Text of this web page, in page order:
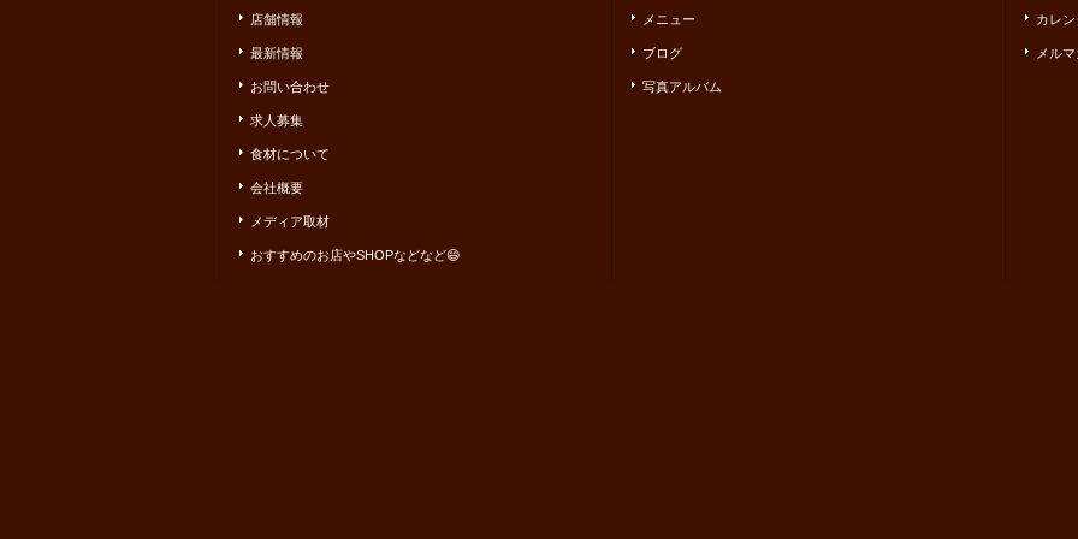
店舗情報
最新情報
お問い合わせ
求人募集
食材について
会社概要
メディア取材
おすすめのお店やSHOPなどなど😄
メニュー
ブログ
写真アルバム
カレ
メル